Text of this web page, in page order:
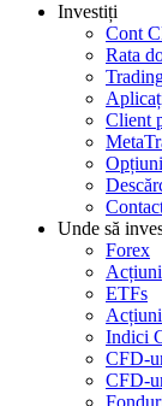
Investiți
Cont
Rata
Client
Unde să
Forex
Acțiuni
ETFs
Indici
CFD-
CFD-